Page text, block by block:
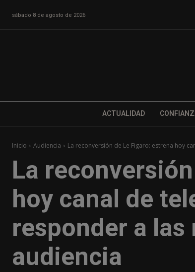
sábado 8 de agosto de 2026
ACTUALIDAD
Inicio Audiencia La reconversión de Le Figaro: estrena hoy
La
hoy canal de
responder a las
audiencia